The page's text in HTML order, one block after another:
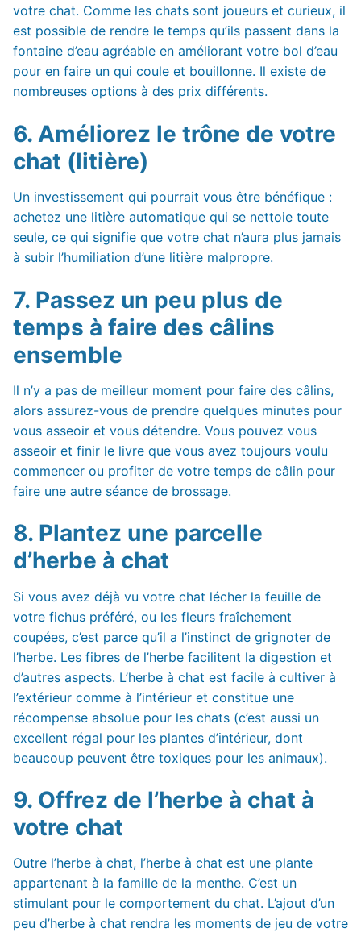
votre chat. Comme les chats sont joueurs et curieux, il
est possible de rendre le temps qu’ils passent dans la
fontaine d’eau agréable en améliorant votre bol d’eau
pour en faire un qui coule et bouillonne. Il existe de
nombreuses options à des prix différents.
6. Améliorez le trône de votre
chat (litière)
Un investissement qui pourrait vous être bénéfique :
achetez une litière automatique qui se nettoie toute
seule, ce qui signifie que votre chat n’aura plus jamais
à subir l’humiliation d’une litière malpropre.
7. Passez un peu plus de
temps à faire des câlins
ensemble
Il n’y a pas de meilleur moment pour faire des câlins,
alors assurez-vous de prendre quelques minutes pour
vous asseoir et vous détendre. Vous pouvez vous
asseoir et finir le livre que vous avez toujours voulu
commencer ou profiter de votre temps de câlin pour
faire une autre séance de brossage.
8. Plantez une parcelle
d’herbe à chat
Si vous avez déjà vu votre chat lécher la feuille de
votre fichus préféré, ou les fleurs fraîchement
coupées, c’est parce qu’il a l’instinct de grignoter de
l’herbe. Les fibres de l’herbe facilitent la digestion et
d’autres aspects. L’herbe à chat est facile à cultiver à
l’extérieur comme à l’intérieur et constitue une
récompense absolue pour les chats (c’est aussi un
excellent régal pour les plantes d’intérieur, dont
beaucoup peuvent être toxiques pour les animaux).
9. Offrez de l’herbe à chat à
votre chat
Outre l’herbe à chat, l’herbe à chat est une plante
appartenant à la famille de la menthe. C’est un
stimulant pour le comportement du chat. L’ajout d’un
peu d’herbe à chat rendra les moments de jeu de votre